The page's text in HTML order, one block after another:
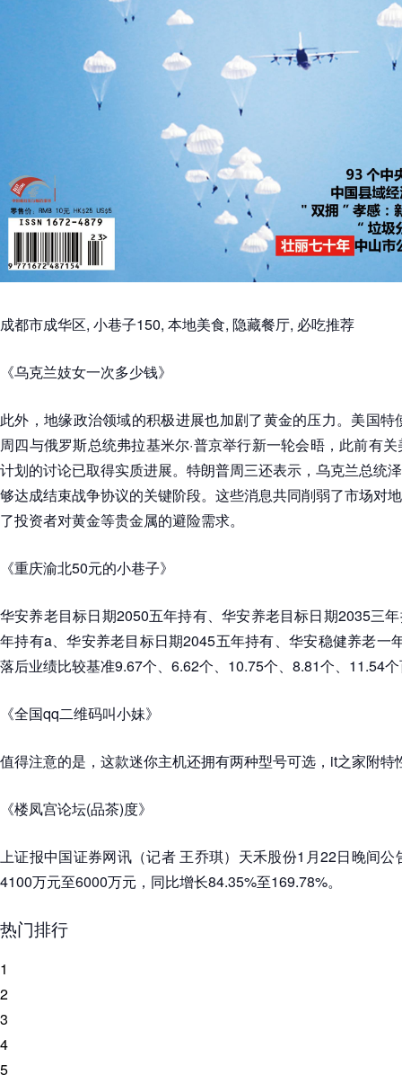
成都市成华区, 小巷子150, 本地美食, 隐藏餐厅, 必吃推荐
《乌克兰妓女一次多少钱》
此外，地缘政治领域的积极进展也加剧了黄金的压力。美国特
周四与俄罗斯总统弗拉基米尔·普京举行新一轮会晤，此前有
计划的讨论已取得实质进展。特朗普周三还表示，乌克兰总统
够达成结束战争协议的关键阶段。这些消息共同削弱了市场对
了投资者对黄金等贵金属的避险需求。
《重庆渝北50元的小巷子》
华安养老目标日期2050五年持有、华安养老目标日期2035三
年持有a、华安养老目标日期2045五年持有、华安稳健养老一
落后业绩比较基准9.67个、6.62个、10.75个、8.81个、11.54
《全国qq二维码叫小妹》
值得注意的是，这款迷你主机还拥有两种型号可选，it之家附特
《楼凤宫论坛(品茶)度》
上证报中国证券网讯（记者 王乔琪）天禾股份1月22日晚间
4100万元至6000万元，同比增长84.35%至169.78%。
热门排行
1
2
3
4
5